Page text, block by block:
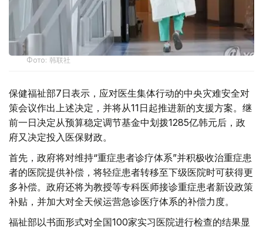
Фото: 韩联社
保健福祉部7日表示，应对医生集体行动的中央灾难安全对
策会议作出上述决定，并将从11日起推进新的支援方案。继
前一日决定从预算稳定调节基金中划拨1285亿韩元后，政
府又决定投入医保财政。
首先，政府将对维持“重症患者诊疗体系”并积极收治重症患
者的医院提供补偿，将轻症患者转移至下级医院时可获得更
多补偿。政府还将为教授等专科医师接诊重症患者新设政策
补贴，并加大对全天候运营急诊医疗体系的补偿力度。
福祉部以书面形式对全国100家实习医院进行检查的结果显